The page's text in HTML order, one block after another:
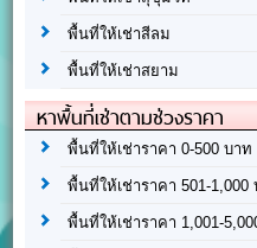
พื้นที่ให้เช่าสีลม
พื้นที่ให้เช่าสยาม
หาพื้นที่เช่าตามช่วงราคา
พื้นที่ให้เช่าราคา 0-500 บาท
พื้นที่ให้เช่าราคา 501-1,000
พื้นที่ให้เช่าราคา 1,001-